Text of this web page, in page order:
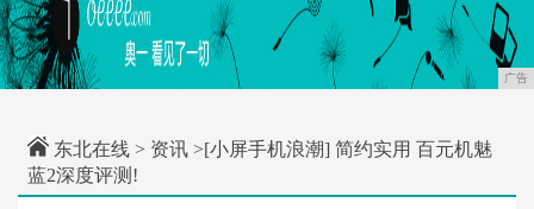
广告
东北在线 > 资讯 >[小屏手机浪潮] 简约实用 百元机魅
蓝2深度评测!